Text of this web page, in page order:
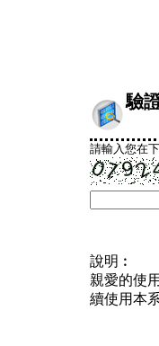
驗
請輸入您在
說明︰
親愛的使
續使用本